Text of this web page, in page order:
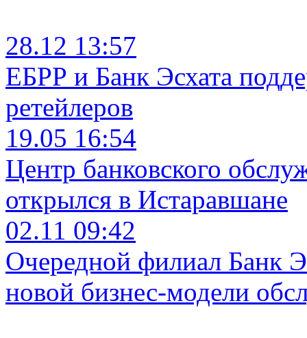
28.12 13:57
ЕБРР и Банк Эсхата
ретейлеров
19.05 16:54
Центр банковского
открылся в Истаравшане
02.11 09:42
Очередной филиал Банк
новой бизнес-модели